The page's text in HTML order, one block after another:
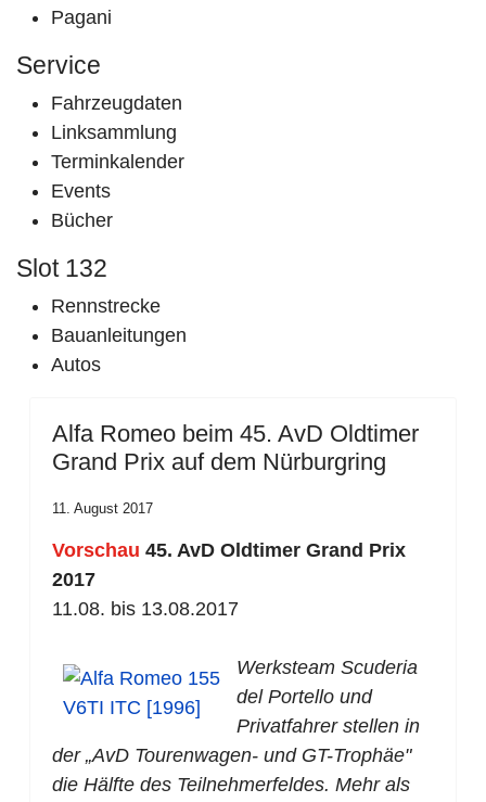
Pagani
Service
Fahrzeugdaten
Linksammlung
Terminkalender
Events
Bücher
Slot 132
Rennstrecke
Bauanleitungen
Autos
Alfa Romeo beim 45. AvD Oldtimer
Grand Prix auf dem Nürburgring
11. August 2017
Vorschau 45. AvD Oldtimer Grand Prix
2017
11.08. bis 13.08.2017
Werksteam Scuderia
del Portello und
Privatfahrer stellen in
der „AvD Tourenwagen- und GT-Trophäe"
die Hälfte des Teilnehmerfeldes. Mehr als